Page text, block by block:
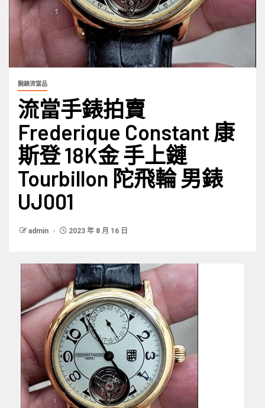
腕錶流當品
流當手錶拍賣
Frederique Constant 康
斯登 18K金 手上鏈
Tourbillon 陀飛輪 男錶
UJ001
admin 2023 年 8 月 16 日